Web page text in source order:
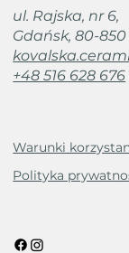
ul. Rajska, nr 6,
Gdańsk, 80-850
+48 516 628 676
Warunki
Polityka